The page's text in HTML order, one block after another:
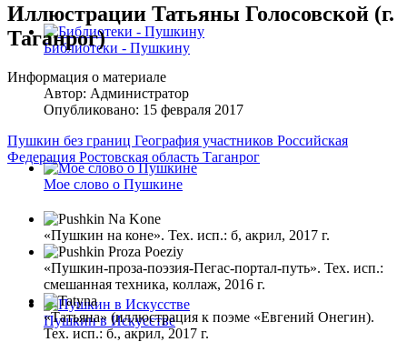
Библиотеки - Пушкину
Мое слово о Пушкине
Пушкин в Искусстве
Иллюстрации Татьяны Голосовской (г.
Таганрог)
Информация о материале
Автор: Администратор
Опубликовано: 15 февраля 2017
Пушкин без границ География участников Российская
Федерация Ростовская область Таганрог
«Пушкин на коне». Тех. исп.: б, акрил, 2017 г.
«Пушкин-проза-поэзия-Пегас-портал-путь». Тех. исп.:
смешанная техника, коллаж, 2016 г.
«Татьяна» (иллюстрация к поэме «Евгений Онегин).
Тех. исп.: б., акрил, 2017 г.